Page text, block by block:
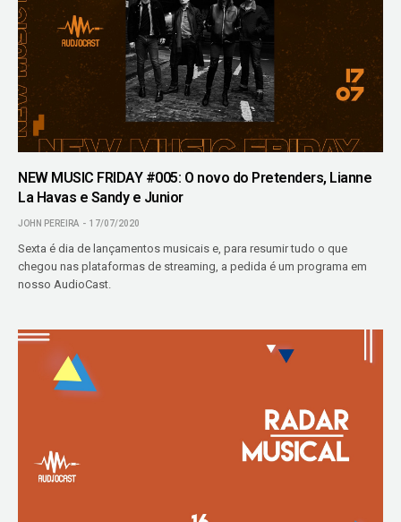
NEW MUSIC FRIDAY #005: O novo do Pretenders, Lianne
La Havas e Sandy e Junior
JOHN PEREIRA 17/07/2020
Sexta é dia de lançamentos musicais e, para resumir tudo o que
chegou nas plataformas de streaming, a pedida é um programa em
nosso AudioCast.